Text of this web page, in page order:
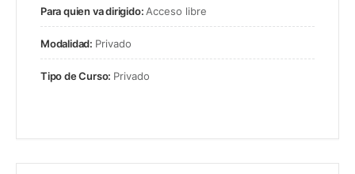
Para quien va dirigido: Acceso libre
Modalidad: Privado
Tipo de Curso: Privado